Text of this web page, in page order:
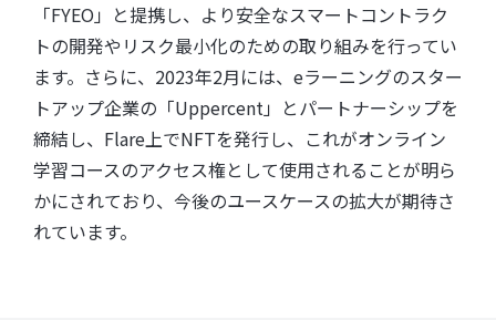
「FYEO」と提携し、より安全なスマートコントラク
トの開発やリスク最小化のための取り組みを行ってい
ます。さらに、2023年2月には、eラーニングのスター
トアップ企業の「Uppercent」とパートナーシップを
締結し、Flare上でNFTを発行し、これがオンライン
学習コースのアクセス権として使用されることが明ら
かにされており、今後のユースケースの拡大が期待さ
れています。